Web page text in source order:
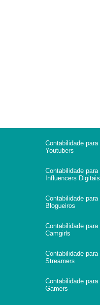
Contabilidade para
Youtubers
Contabilidade para
Influencers Digitais
Contabilidade para
Blogueiros
Contabilidade para
Camgirls
Contabilidade para
Streamers
Contabilidade para
Gamers